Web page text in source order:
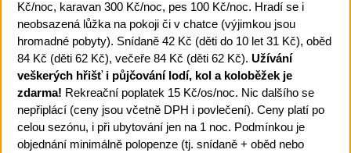
Kč/noc, karavan 300 Kč/noc, pes 100 Kč/noc. Hradí se i
neobsazená lůžka na pokoji či v chatce (výjimkou jsou
hromadné pobyty). Snídaně 42 Kč (děti do 10 let 31 Kč), oběd
84 Kč (děti 62 Kč), večeře 84 Kč (děti 62 Kč). Užívání
veškerých hřišť i půjčování lodí, kol a koloběžek je
zdarma! Rekreační poplatek 15 Kč/os/noc. Nic dalšího se
nepřiplácí (ceny jsou včetně DPH i povlečení). Ceny platí po
celou sezónu, i při ubytování jen na 1 noc. Podmínkou je
objednání minimálně polopenze (tj. snídaně + oběd nebo